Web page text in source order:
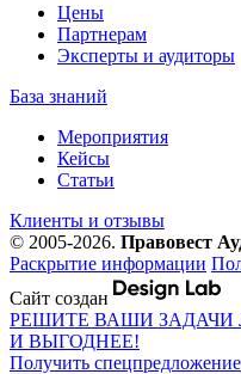
Цены
Партнерам
Эксперты и аудиторы
База знаний
Мероприятия
Кейсы
Статьи
Клиенты и отзывы
© 2005-2026. Правовест
Раскрытие информации
Сайт создан
РЕШИТЕ ВАШИ
И ВЫГОДНЕЕ!
Получить спецпредложение